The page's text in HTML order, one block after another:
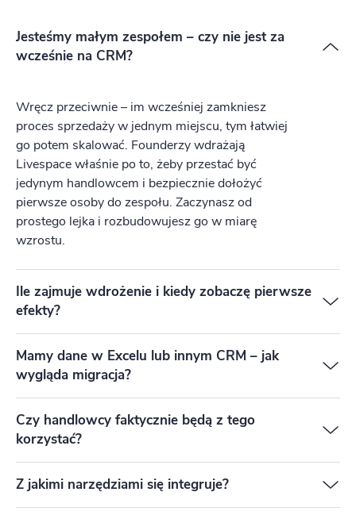
Jesteśmy małym zespołem – czy nie jest za
wcześnie na CRM?
Wręcz przeciwnie – im wcześniej zamkniesz
proces sprzedaży w jednym miejscu, tym łatwiej
go potem skalować. Founderzy wdrażają
Livespace właśnie po to, żeby przestać być
jedynym handlowcem i bezpiecznie dołożyć
pierwsze osoby do zespołu. Zaczynasz od
prostego lejka i rozbudowujesz go w miarę
wzrostu.
Ile zajmuje wdrożenie i kiedy zobaczę pierwsze
efekty?
Mamy dane w Excelu lub innym CRM – jak
wygląda migracja?
Czy handlowcy faktycznie będą z tego
korzystać?
Z jakimi narzędziami się integruje?